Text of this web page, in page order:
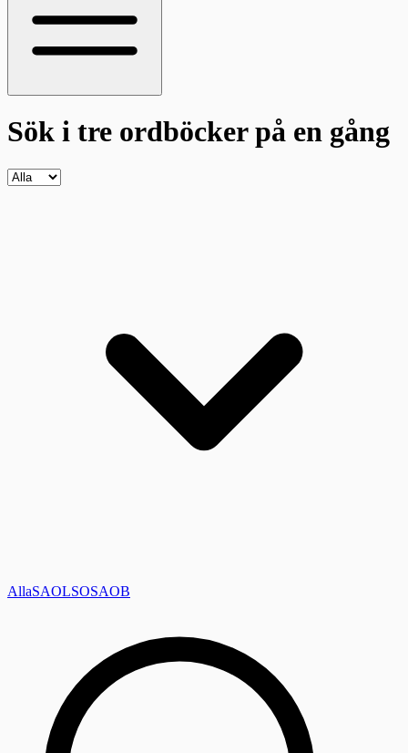
Sök i tre ordböckerpå en gång
AllaSAOLSOSAOB